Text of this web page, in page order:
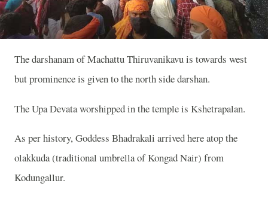
The darshanam of Machattu Thiruvanikavu is towards west
but prominence is given to the north side darshan.
The Upa Devata worshipped in the temple is Kshetrapalan.
As per history, Goddess Bhadrakali arrived here atop the
olakkuda (traditional umbrella of Kongad Nair) from
Kodungallur.